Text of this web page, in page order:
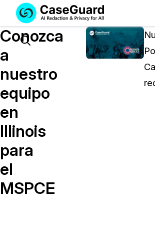
Servicios
SUSCRÍBASE
A
CASEGUARD
Conozca
a
nuestro
equipo
en
Illinois
para
el
MSPCE